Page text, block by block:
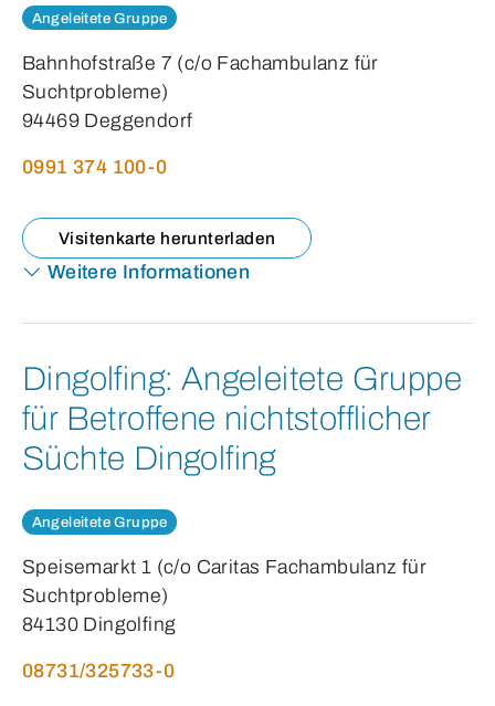
Angeleitete Gruppe
Bahnhofstraße 7 (c/o Fachambulanz für
Suchtprobleme)
94469 Deggendorf
0991 374 100-0
Visitenkarte herunterladen
Weitere Informationen
Dingolfing: Angeleitete Gruppe
für Betroffene nichtstofflicher
Süchte Dingolfing
Angeleitete Gruppe
Speisemarkt 1 (c/o Caritas Fachambulanz für
Suchtprobleme)
84130 Dingolfing
08731/325733-0